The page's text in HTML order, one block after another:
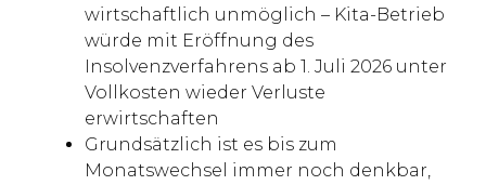
wirtschaftlich unmöglich – Kita-Betrieb
würde mit Eröffnung des
Insolvenzverfahrens ab 1. Juli 2026 unter
Vollkosten wieder Verluste
erwirtschaften
Grundsätzlich ist es bis zum
Monatswechsel immer noch denkbar,